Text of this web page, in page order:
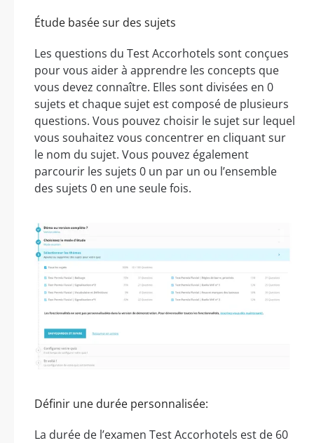
Étude basée sur des sujets
Les questions du Test Accorhotels sont conçues
pour vous aider à apprendre les concepts que
vous devez connaître. Elles sont divisées en 0
sujets et chaque sujet est composé de plusieurs
questions. Vous pouvez choisir le sujet sur lequel
vous souhaitez vous concentrer en cliquant sur
le nom du sujet. Vous pouvez également
parcourir les sujets 0 un par un ou l’ensemble
des sujets 0 en une seule fois.
Définir une durée personnalisée:
La durée de l’examen Test Accorhotels est de 60